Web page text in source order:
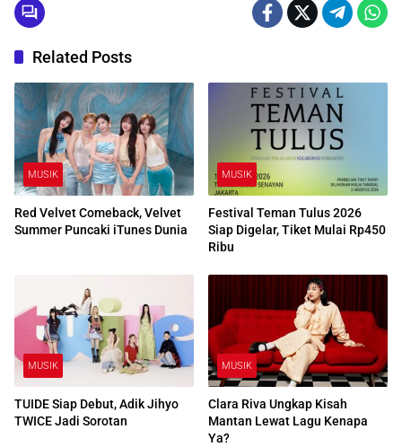
Related Posts
MUSIK
Red Velvet Comeback, Velvet
Summer Puncaki iTunes Dunia
MUSIK
Festival Teman Tulus 2026
Siap Digelar, Tiket Mulai Rp450
Ribu
MUSIK
TUIDE Siap Debut, Adik Jihyo
TWICE Jadi Sorotan
MUSIK
Clara Riva Ungkap Kisah
Mantan Lewat Lagu Kenapa
Ya?